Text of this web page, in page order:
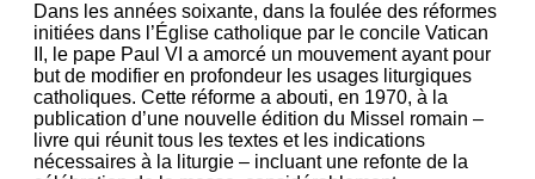
Dans les années soixante, dans la foulée des réformes
initiées dans l’Église catholique par le concile Vatican
II, le pape Paul VI a amorcé un mouvement ayant pour
but de modifier en profondeur les usages liturgiques
catholiques. Cette réforme a abouti, en 1970, à la
publication d’une nouvelle édition du Missel romain –
livre qui réunit tous les textes et les indications
nécessaires à la liturgie – incluant une refonte de la